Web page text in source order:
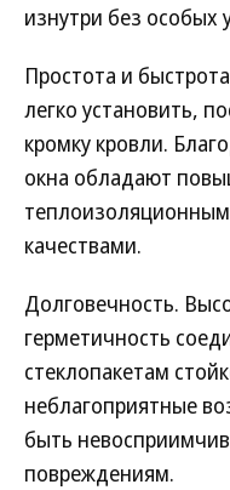
изнутри без особых
Простота и
легко установить,
кромку кровли.
окна обладают
качествами.
Долговечность.
герметичность
стеклопакетам
неблагоприятные
быть
повреждениям.